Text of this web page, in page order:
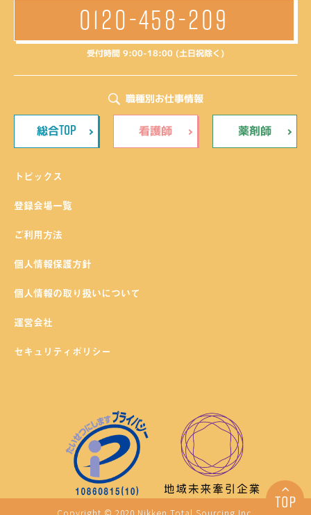
0120-458-209
受付時間 9:00-18:00 (土日祝除く)
職種別お仕事情報
総合TOP 看護師 薬剤師
トピックス
登録会場一覧
ご利用方法
個人情報保護方針
個人情報の取り扱いについて
運営会社
セキュリティポリシー